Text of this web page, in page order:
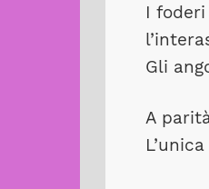
I
Gli
A